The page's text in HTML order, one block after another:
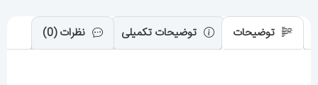
ROLEX
DATEJUST
توضیحات توضیحات تکمیلی نظرات (0)